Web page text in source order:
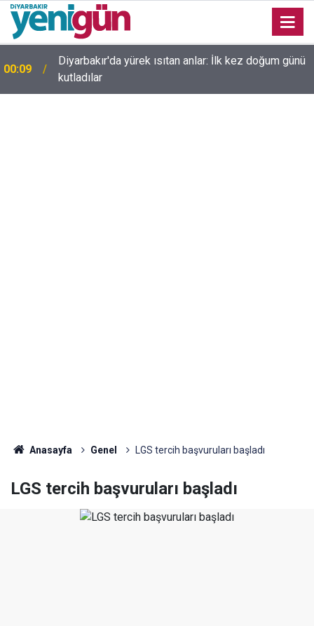
00:09
Diyarbakır'da yürek ısıtan anlar: İlk kez doğum günü
kutladılar
23:36 Diyarbakır'da düğün salonunda kavga: Yaralılar var
Anasayfa Genel LGS tercih başvuruları başladı
LGS tercih başvuruları başladı